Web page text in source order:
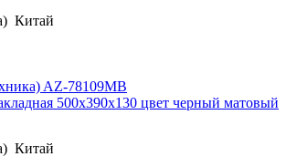
Китай
500х390х130 цвет черный матовый
Китай